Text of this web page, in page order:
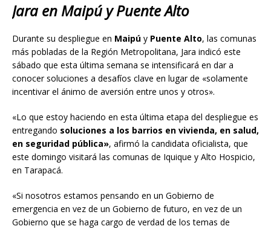
Jara en Maipú y Puente Alto
Durante su despliegue en Maipú y Puente Alto, las comunas
más pobladas de la Región Metropolitana, Jara indicó este
sábado que esta última semana se intensificará en dar a
conocer soluciones a desafíos clave en lugar de «solamente
incentivar el ánimo de aversión entre unos y otros».
«Lo que estoy haciendo en esta última etapa del despliegue es
entregando soluciones a los barrios en vivienda, en salud,
en seguridad pública», afirmó la candidata oficialista, que
este domingo visitará las comunas de Iquique y Alto Hospicio,
en Tarapacá.
«Si nosotros estamos pensando en un Gobierno de
emergencia en vez de un Gobierno de futuro, en vez de un
Gobierno que se haga cargo de verdad de los temas de